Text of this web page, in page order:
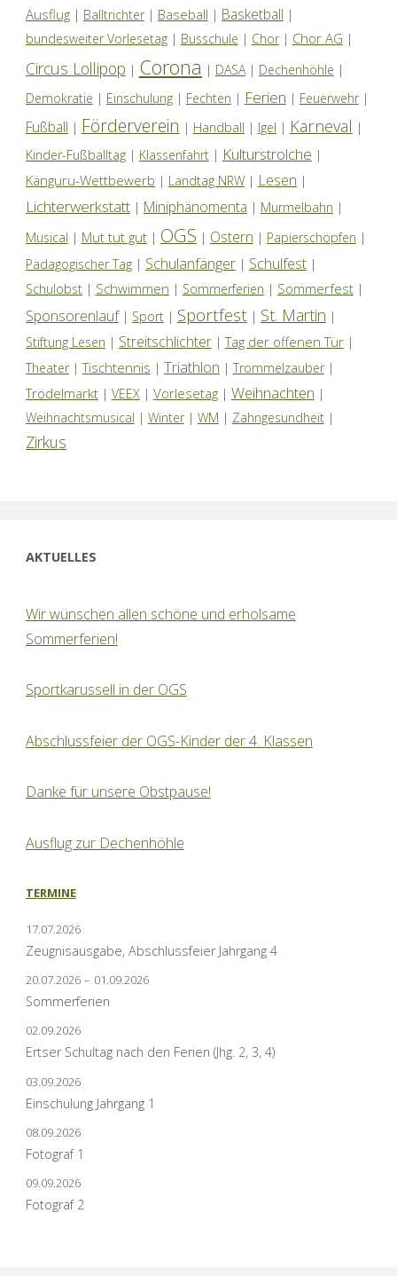
Ausflug| Balltrichter| Baseball | Basketball |
bundesweiter Vorlesetag| Busschule | Chor| Chor AG |
Circus Lollipop | Corona | DASA| Dechenhöhle |
Demokratie | Einschulung| Fechten | Ferien | Feuerwehr|
Fußball | Förderverein | Handball | Igel | Karneval |
Kinder-Fußballtag| Klassenfahrt| Kulturstrolche |
Känguru-Wettbewerb | Landtag NRW| Lesen |
Lichterwerkstatt| Miniphänomenta | Murmelbahn |
Musical | Mut tut gut| OGS | Ostern | Papierschöpfen |
Pädagogischer Tag| Schulanfänger| Schulfest|
Schulobst| Schwimmen | Sommerferien | Sommerfest|
Sponsorenlauf| Sport| Sportfest | St. Martin |
Stiftung Lesen | Streitschlichter|Tag der offenen Tür|
Theater|Tischtennis | Triathlon | Trommelzauber|
Trödelmarkt| VEEX| Vorlesetag| Weihnachten |
Weihnachtsmusical | Winter| WM | Zahngesundheit|
Zirkus
AKTUELLES
Wir wünschen allen schöne und erholsame
Sommerferien!
Sportkarussell in der OGS
Abschlussfeier der OGS-Kinder der 4. Klassen
Danke für unsere Obstpause!
Ausflug zur Dechenhöhle
TERMINE
17.07.2026
Zeugnisausgabe, Abschlussfeier Jahrgang 4
20.07.2026 – 01.09.2026
Sommerferien
02.09.2026
Ertser Schultag nach den Ferien (Jhg. 2, 3, 4)
03.09.2026
Einschulung Jahrgang 1
08.09.2026
Fotograf 1
09.09.2026
Fotograf 2